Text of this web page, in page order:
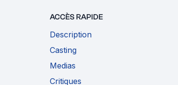
ACCÈS RAPIDE
Description
Casting
Medias
Critiques